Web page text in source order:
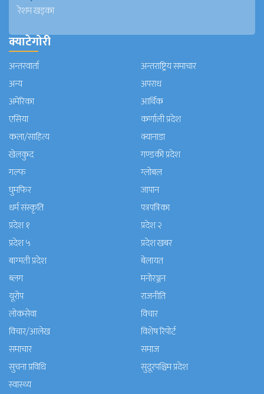
रेशम खड्का
क्याटेगोरी
अन्तरवार्ता
अन्तराष्ट्रिय समाचार
अन्य
अपराध
अमेरिका
आर्थिक
एसिया
कर्णाली प्रदेश
कला/साहित्य
क्यानाडा
खेलकुद
गण्डकी प्रदेश
गल्फ
ग्लोबल
घुमफिर
जापान
धर्म संस्कृति
पत्रपत्रिका
प्रदेश १
प्रदेश २
प्रदेश ५
प्रदेश खबर
बाग्मती प्रदेश
बेलायत
ब्लग
मनाेरञ्जन
यूरोप
राजनीति
लोकसेवा
विचार
विचार/आलेख
विशेष रिपोर्ट
समाचार
समाज
सुचना प्रविधि
सुदूरपश्चिम प्रदेश
स्वास्थ्य